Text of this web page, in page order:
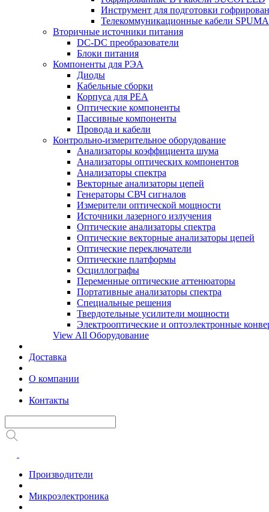
Инструмент для подготовки
Телекоммуникационные кабели SPUMA
Вторичные источники питания
DC-DC преобразователи
Блоки питания
Компоненты для РЭА
Диоды
Кабельные сборки
Корпуса для РЕА
Оптические компоненты
Пассивные компоненты
Провода и кабели
Контрольно-измерительное оборудование
Анализаторы коэффициента шума
Анализаторы оптических компонентов
Анализаторы спектра
Векторные анализаторы цепей
Генераторы СВЧ сигналов
Измерители оптической мощности
Источники лазерного излучения
Оптические анализаторы спектра
Оптические векторные анализаторы цепей
Оптические переключатели
Оптические платформы
Осциллографы
Переменные оптические аттенюаторы
Портативные анализаторы спектра
Специальные решения
Твердотельные усилители мощности
Электрооптические и оптоэлектронные
View All Оборудование
Доставка
О компании
Контакты
Производители
Микроэлектроника